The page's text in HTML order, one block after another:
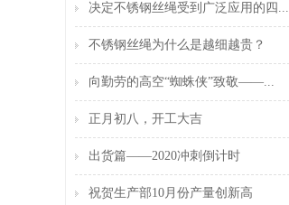
决定不锈钢丝绳受到广泛应用的四...
不锈钢丝绳为什么是越细越贵？
向勤劳的高空“蜘蛛侠”致敬——...
正月初八，开工大吉
出货篇——2020冲刺倒计时
祝贺生产部10月份产量创新高